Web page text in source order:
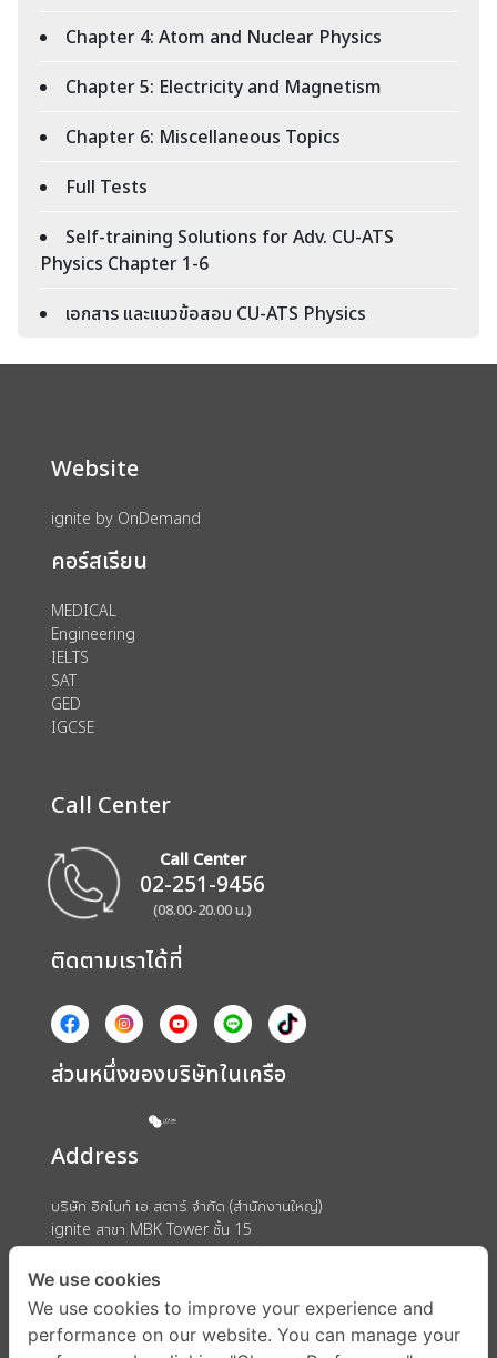
Chapter 4: Atom and Nuclear Physics
Chapter 5: Electricity and Magnetism
Chapter 6: Miscellaneous Topics
Full Tests
Self-training Solutions for Adv. CU-ATS
Physics Chapter 1-6
เอกสาร และแนวข้อสอบ CU-ATS Physics
Website
ignite by OnDemand
คอร์สเรียน
MEDICAL
Engineering
IELTS
SAT
GED
IGCSE
Call Center
Call Center
02-251-9456
(08.00-20.00 น.)
ติดตามเราได้ที่
ส่วนหนึ่งของบริษัทในเครือ
Address
บริษัท อิกไนท์ เอ สตาร์ จำกัด (สำนักงานใหญ่)
ignite สาขา MBK Tower ชั้น 15
ถนนพญาไท แขวงวังใหม่ เขตปทุมวัน กรุงเทพมหานคร 10330
We use cookies
We use cookies to improve your experience and
performance on our website. You can manage your